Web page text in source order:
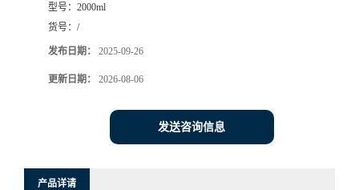
系
型号： 2000ml
货号： /
发布日期： 2025-09-26
更新日期： 2026-08-06
发送咨询信息
产品详请